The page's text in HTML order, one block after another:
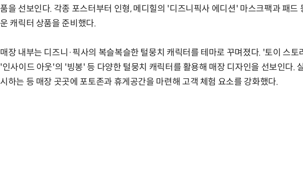
품을 선보인다. 각종 포스터부터 인형, 메디힐의 '디즈니픽사 에디션' 마스크팩과 패
운 캐릭터 상품을 준비했다.
매장 내부는 디즈니·픽사의 복슬복슬한 털뭉치 캐릭터를 테마로 꾸며졌다. '토이 스
'인사이드 아웃'의 '빙봉' 등 다양한 털뭉치 캐릭터를 활용해 매장 디자인을 선보인다.
시하는 등 매장 곳곳에 포토존과 휴게공간을 마련해 고객 체험 요소를 강화했다.